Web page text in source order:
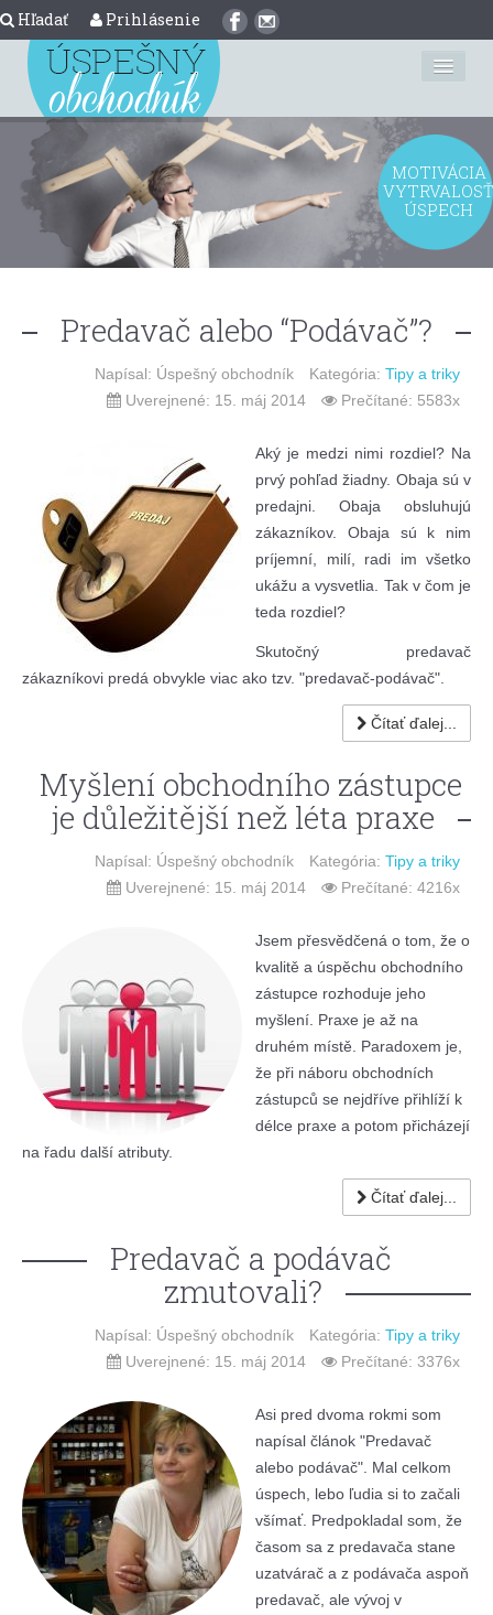
Hľadať Prihlásenie
Úvod
O nás
Predaj nehnuteľností
Riadenie
Motivácia
MOTIVÁCIA
VYTRVALOSŤ
ÚSPECH
Predavač alebo “Podávač”?
Napísal: Úspešný obchodník Kategória: Tipy a triky
Uverejnené: 15. máj 2014
Prečítané: 5583x
Aký je medzi nimi rozdiel? Na
prvý pohľad žiadny. Obaja sú v
predajni. Obaja obsluhujú
zákazníkov. Obaja sú k nim
príjemní, milí, radi im všetko
ukážu a vysvetlia. Tak v čom je
teda rozdiel?
Skutočný predavač
zákazníkovi predá obvykle viac ako tzv. "predavač-podávač".
Čítať ďalej...
Myšlení obchodního zástupce
je důležitější než léta praxe
Napísal: Úspešný obchodník Kategória: Tipy a triky
Uverejnené: 15. máj 2014
Prečítané: 4216x
Jsem přesvědčená o tom, že o
kvalitě a úspěchu obchodního
zástupce rozhoduje jeho
myšlení. Praxe je až na
druhém místě. Paradoxem je,
že při náboru obchodních
zástupců se nejdříve přihlíží k
délce praxe a potom přicházejí
na řadu další atributy.
Čítať ďalej...
Predavač a podávač
zmutovali?
Napísal: Úspešný obchodník Kategória: Tipy a triky
Uverejnené: 15. máj 2014
Prečítané: 3376x
Asi pred dvoma rokmi som
napísal článok "Predavač
alebo podávač". Mal celkom
úspech, lebo ľudia si to začali
všímať. Predpokladal som, že
časom sa z predavača stane
uzatvárač a z podávača aspoň
predavač, ale vývoj v